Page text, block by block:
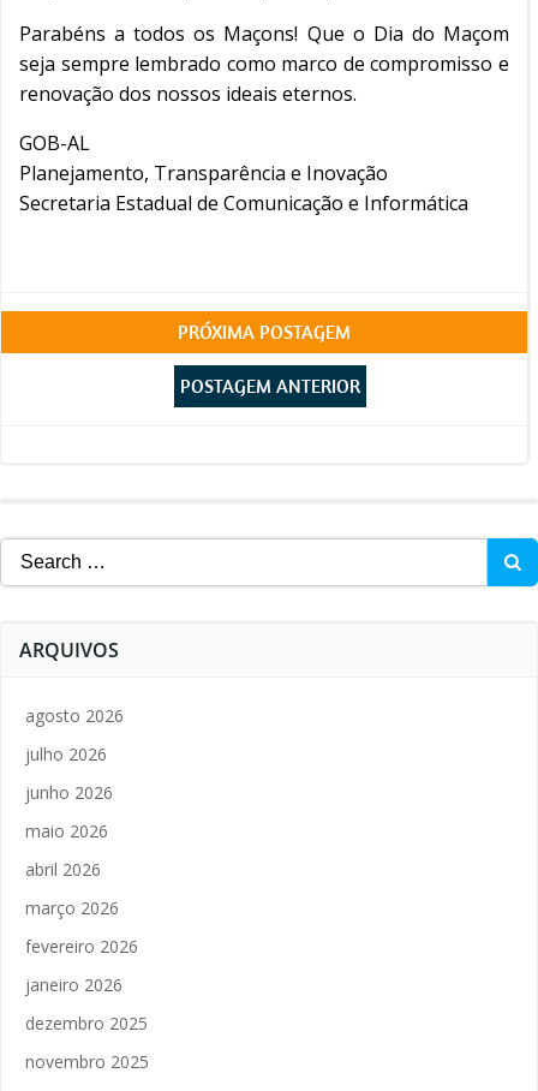
Parabéns a todos os Maçons! Que o Dia do Maçom
seja sempre lembrado como marco de compromisso e
renovação dos nossos ideais eternos.
GOB-AL
Planejamento, Transparência e Inovação
Secretaria Estadual de Comunicação e Informática
Post
navigation
PRÓXIMA POSTAGEM
Post
POSTAGEM ANTERIOR
Search
for:
ARQUIVOS
agosto 2026
julho 2026
junho 2026
maio 2026
abril 2026
março 2026
fevereiro 2026
janeiro 2026
dezembro 2025
novembro 2025